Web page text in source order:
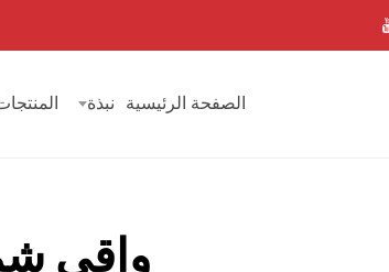
الصفحة الرئيسية نبذة
واقي